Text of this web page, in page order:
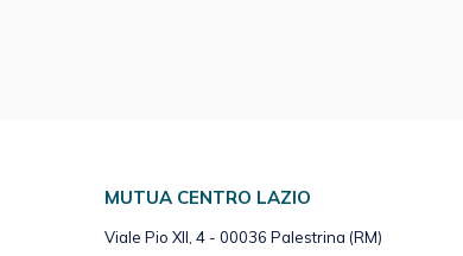
MUTUA CENTRO LAZIO
Viale Pio XII, 4 - 00036 Palestrina (RM)